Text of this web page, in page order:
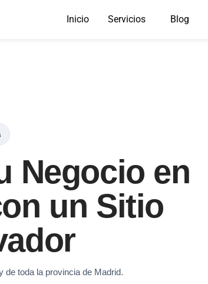
Inicio Servicios Blog
Negocio en
un Sitio
de toda la provincia de Madrid.